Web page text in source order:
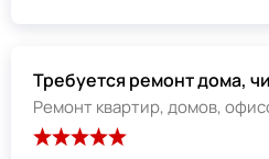
Требуется ремонт дома,
Ремонт квартир, домов,